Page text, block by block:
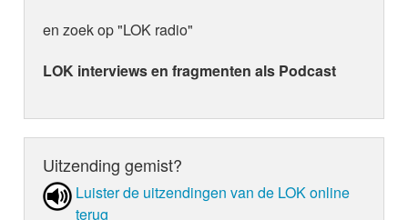
en zoek op "LOK radio"
LOK interviews en fragmenten als Podcast
Uitzending gemist?
Luister de uit­zen­din­gen van de LOK online
terug